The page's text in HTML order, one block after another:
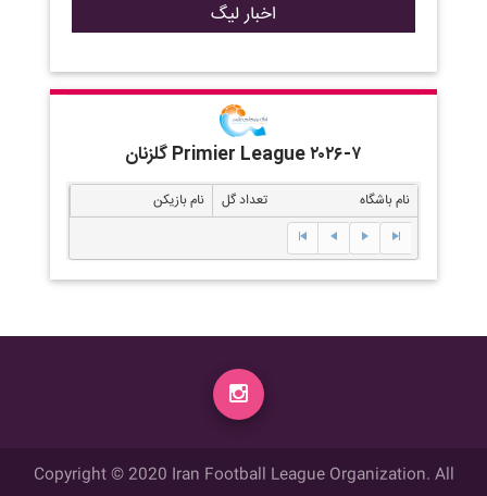
اخبار لیگ
گلزنان Primier League ۲۰۲۶-۷
نام بازیکن تعداد گل نام باشگاه
Copyright © 2020 Iran Football League Organization. All